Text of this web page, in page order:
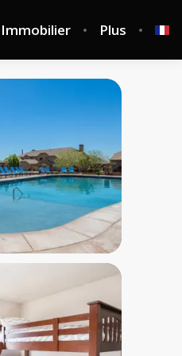
Immobilier Plus